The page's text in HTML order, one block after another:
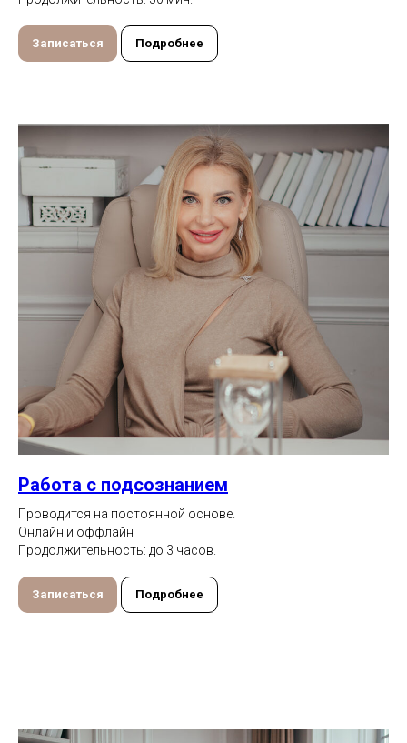
Записаться Подробнее
Работа с подсознанием
Проводится на постоянной основе.
Онлайн и оффлайн
Продолжительность: до 3 часов.
Записаться Подробнее